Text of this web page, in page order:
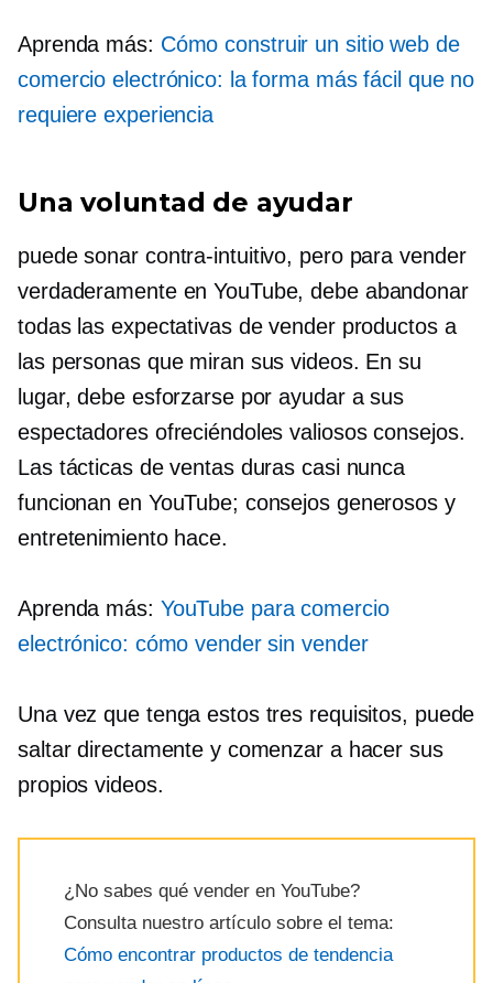
Aprenda más: Cómo construir un sitio web de
comercio electrónico: la forma más fácil que no
requiere experiencia
Una voluntad de ayudar
puede sonar contra-intuitivo, pero para vender
verdaderamente en YouTube, debe abandonar
todas las expectativas de vender productos a
las personas que miran sus videos. En su
lugar, debe esforzarse por ayudar a sus
espectadores ofreciéndoles valiosos consejos.
Las tácticas de ventas duras casi nunca
funcionan en YouTube; consejos generosos y
entretenimiento hace.
Aprenda más: YouTube para comercio
electrónico: cómo vender sin vender
Una vez que tenga estos tres requisitos, puede
saltar directamente y comenzar a hacer sus
propios videos.
¿No sabes qué vender en YouTube?
Consulta nuestro artículo sobre el tema:
Cómo encontrar productos de tendencia